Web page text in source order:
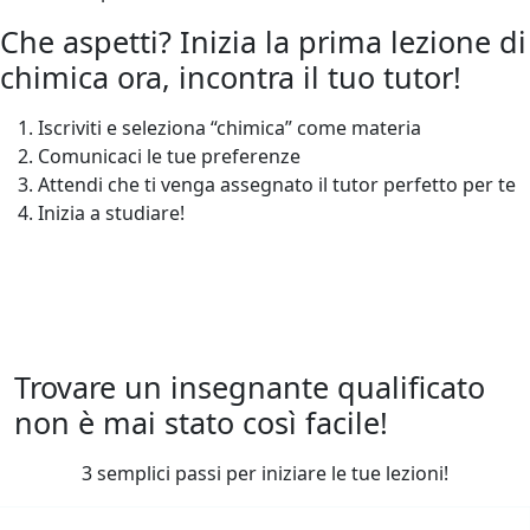
Che aspetti? Inizia la prima lezione di
chimica ora, incontra il tuo tutor!
Iscriviti e seleziona “chimica” come materia
Comunicaci le tue preferenze
Attendi che ti venga assegnato il tutor perfetto per te
Inizia a studiare!
Trovare un insegnante qualificato
non è mai stato così facile!
3 semplici passi per iniziare le tue lezioni!